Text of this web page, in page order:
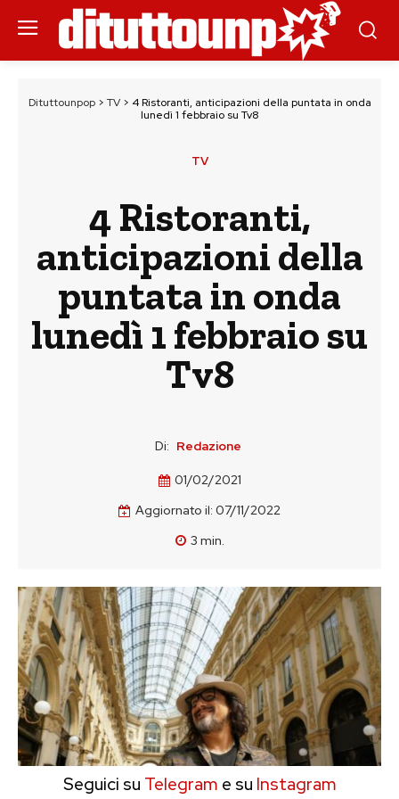
Dituttounpop> TV> 4 Ristoranti, anticipazioni della puntata in onda
lunedì 1 febbraio su Tv8
TV
4 Ristoranti,
anticipazioni della
puntata in onda
lunedì 1 febbraio su
Tv8
Di: Redazione
01/02/2021
Aggiornato il: 07/11/2022
3 min.
Seguici su Telegram e su Instagram